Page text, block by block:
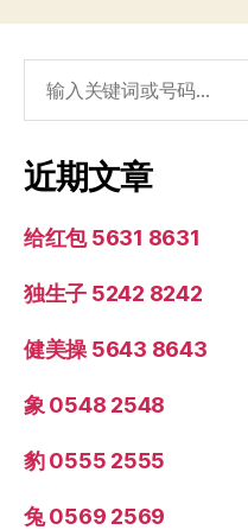
索：
近期文章
给红包 5631 8631
独生子 5242 8242
健美操 5643 8643
象 0548 2548
豹 0555 2555
兔 0569 2569